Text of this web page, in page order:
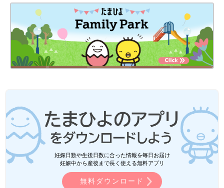
妊娠日数や生後日数に合った情報を毎日お届け
妊娠中から産後まで長く使える無料アプリ
無料ダウンロード